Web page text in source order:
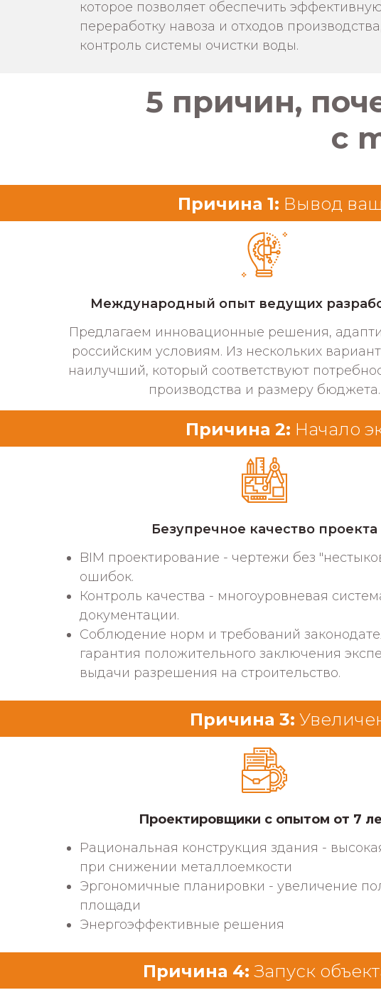
которое позволяет обеспечить
переработку навоза и отходов
контроль системы очистки воды.
5 причин,
с
Причина 1: Вывод
Международный опыт ведущих
Предлагаем инновационные решения,
российским условиям. Из нескольких
наилучший, который соответствуют
производства и размеру бюджета.
Причина 2: Начало
Безупречное качество проекта
BIM проектирование - чертежи без
ошибок.
Контроль качества - многоуровневая
документации.
Соблюдение норм и требований
гарантия положительного заключения
выдачи разрешения на строительство.
Причина 3:
Проектировщики с опытом от 7
Рациональная конструкция здания -
при снижении металлоемкости
Эргономичные планировки - увеличение
площади
Энергоэффективные решения
Причина 4: Запуск